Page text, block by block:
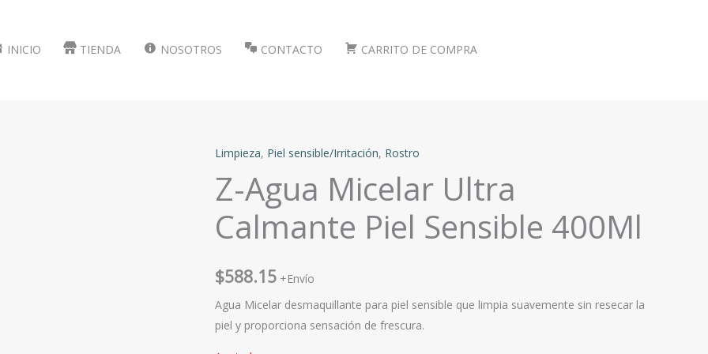
INICIO TIENDA NOSOTROS CONTACTO CARRITO DE COMPRA
Limpieza, Piel sensible/Irritación, Rostro
Z-Agua Micelar Ultra
Calmante Piel Sensible 400Ml
$588.15 +Envío
Agua Micelar desmaquillante para piel sensible que limpia suavemente sin resecar la
piel y proporciona sensación de frescura.